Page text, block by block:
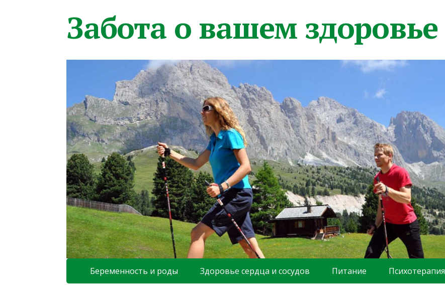
Забота о вашем здоровье
Беременность и роды Здоровье сердца и сосудов Питание Психотерапия